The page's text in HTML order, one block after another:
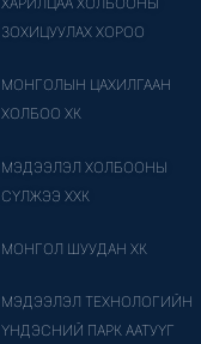
ЗОХИЦУУЛАХ ХОРОО
МОНГОЛЫН ЦАХИЛГААН
ХОЛБОО ХК
МЭДЭЭЛЭЛ ХОЛБООНЫ
СҮЛЖЭЭ ХХК
МОНГОЛ ШУУДАН ХК
МЭДЭЭЛЭЛ ТЕХНОЛОГИЙН
ҮНДЭСНИЙ ПАРК ААТУҮГ